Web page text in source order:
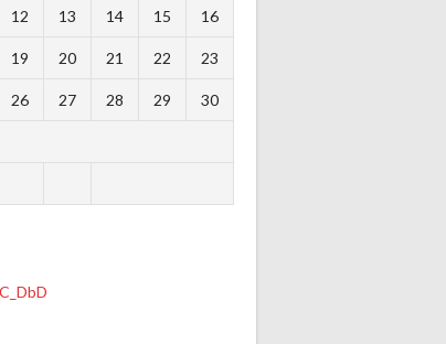
12 13 14 15 16
19 20 21 22 23
26 27 28 29 30